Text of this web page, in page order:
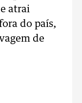
atrai
do país,
de